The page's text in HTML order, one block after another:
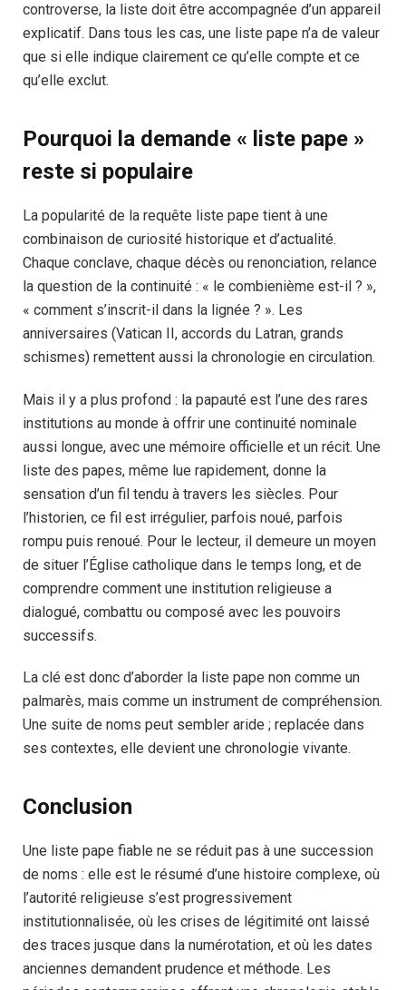
controverse, la liste doit être accompagnée d’un appareil
explicatif. Dans tous les cas, une liste pape n’a de valeur
que si elle indique clairement ce qu’elle compte et ce
qu’elle exclut.
Pourquoi la demande « liste pape »
reste si populaire
La popularité de la requête liste pape tient à une
combinaison de curiosité historique et d’actualité.
Chaque conclave, chaque décès ou renonciation, relance
la question de la continuité : « le combienième est-il ? »,
« comment s’inscrit-il dans la lignée ? ». Les
anniversaires (Vatican II, accords du Latran, grands
schismes) remettent aussi la chronologie en circulation.
Mais il y a plus profond : la papauté est l’une des rares
institutions au monde à offrir une continuité nominale
aussi longue, avec une mémoire officielle et un récit. Une
liste des papes, même lue rapidement, donne la
sensation d’un fil tendu à travers les siècles. Pour
l’historien, ce fil est irrégulier, parfois noué, parfois
rompu puis renoué. Pour le lecteur, il demeure un moyen
de situer l’Église catholique dans le temps long, et de
comprendre comment une institution religieuse a
dialogué, combattu ou composé avec les pouvoirs
successifs.
La clé est donc d’aborder la liste pape non comme un
palmarès, mais comme un instrument de compréhension.
Une suite de noms peut sembler aride ; replacée dans
ses contextes, elle devient une chronologie vivante.
Conclusion
Une liste pape fiable ne se réduit pas à une succession
de noms : elle est le résumé d’une histoire complexe, où
l’autorité religieuse s’est progressivement
institutionnalisée, où les crises de légitimité ont laissé
des traces jusque dans la numérotation, et où les dates
anciennes demandent prudence et méthode. Les